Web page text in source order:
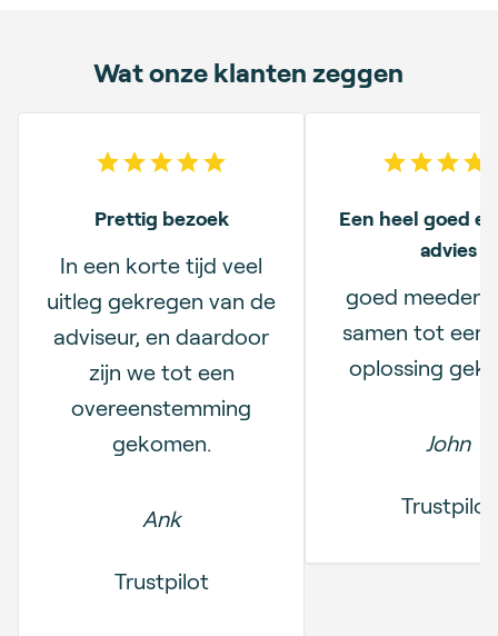
Wat onze klanten zeggen
5 out of 5 stars
Prettig bezoek
In een korte tijd veel
uitleg gekregen van de
adviseur, en daardoor
zijn we tot een
overeenstemming
gekomen.
Ank
Trustpilot
5 out
Een heel goed
advies
goed
samen tot een
oplossing
John
Trustpilot